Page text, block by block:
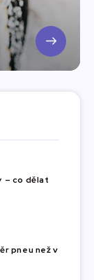
– co dělat
pneu než v